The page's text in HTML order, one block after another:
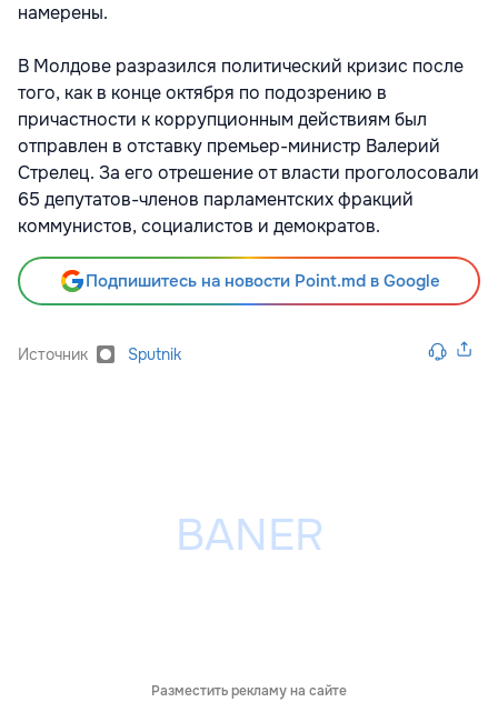
намерены.
В Молдове разразился политический кризис после
того, как в конце октября по подозрению в
причастности к коррупционным действиям был
отправлен в отставку премьер-министр Валерий
Стрелец. За его отрешение от власти проголосовали
65 депутатов-членов парламентских фракций
коммунистов, социалистов и демократов.
Подпишитесь на новости Point.md в Google
Источник Sputnik
Разместить рекламу на сайте